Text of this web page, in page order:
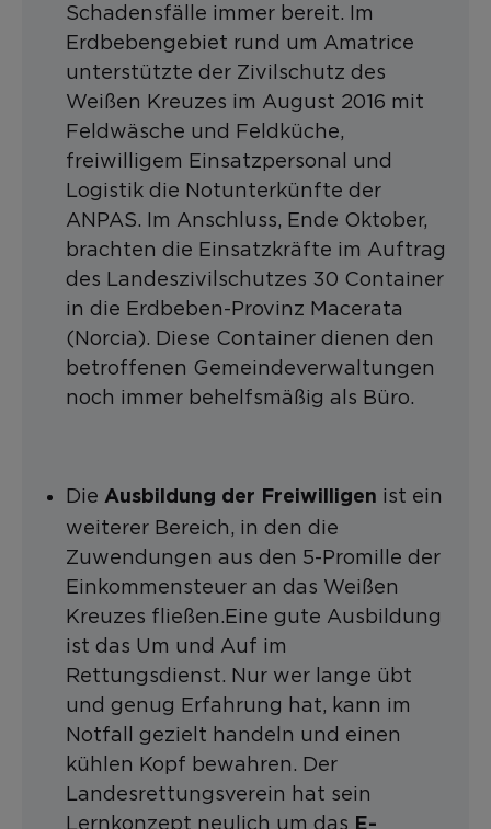
Schadensfälle immer bereit. Im
Erdbebengebiet rund um Amatrice
unterstützte der Zivilschutz des
Weißen Kreuzes im August 2016 mit
Feldwäsche und Feldküche,
freiwilligem Einsatzpersonal und
Logistik die Notunterkünfte der
ANPAS. Im Anschluss, Ende Oktober,
brachten die Einsatzkräfte im Auftrag
des Landeszivilschutzes 30 Container
in die Erdbeben-Provinz Macerata
(Norcia). Diese Container dienen den
betroffenen Gemeindeverwaltungen
noch immer behelfsmäßig als Büro.
Die Ausbildung der Freiwilligen ist ein
weiterer Bereich, in den die
Zuwendungen aus den 5-Promille der
Einkommensteuer an das Weißen
Kreuzes fließen.Eine gute Ausbildung
ist das Um und Auf im
Rettungsdienst. Nur wer lange übt
und genug Erfahrung hat, kann im
Notfall gezielt handeln und einen
kühlen Kopf bewahren. Der
Landesrettungsverein hat sein
Lernkonzept neulich um das E-